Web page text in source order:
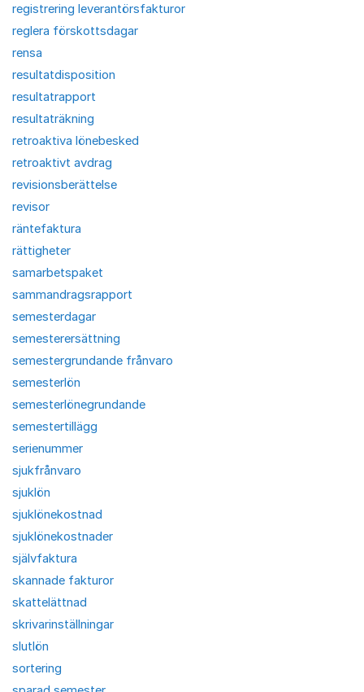
registrering leverantörsfakturor
reglera förskottsdagar
rensa
resultatdisposition
resultatrapport
resultaträkning
retroaktiva lönebesked
retroaktivt avdrag
revisionsberättelse
revisor
räntefaktura
rättigheter
samarbetspaket
sammandragsrapport
semesterdagar
semesterersättning
semestergrundande frånvaro
semesterlön
semesterlönegrundande
semestertillägg
serienummer
sjukfrånvaro
sjuklön
sjuklönekostnad
sjuklönekostnader
självfaktura
skannade fakturor
skattelättnad
skrivarinställningar
slutlön
sortering